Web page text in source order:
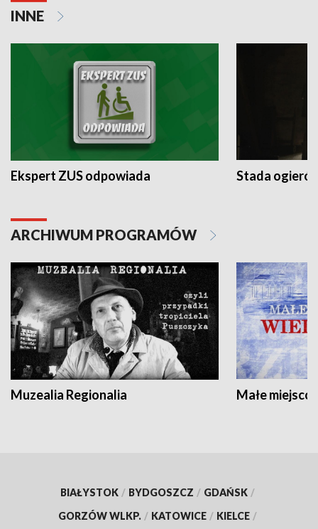
INNE
Ekspert ZUS odpowiada Stada
ARCHIWUM PROGRAMÓW
Muzealia Regionalia Małe
BIAŁYSTOK / BYDGOSZCZ / GDAŃSK /
GORZÓW WLKP. / KATOWICE / KIELCE /